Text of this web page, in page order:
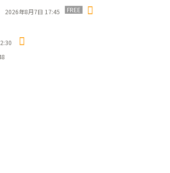
2026年8月7日 17:45 FREE